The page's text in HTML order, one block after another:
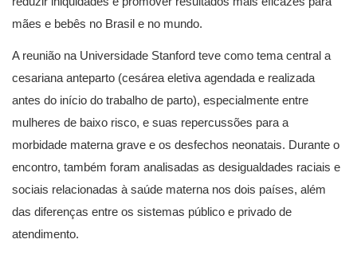
mães e bebês no Brasil e no mundo.
A reunião na Universidade Stanford teve como tema central a
cesariana anteparto (cesárea eletiva agendada e realizada
antes do início do trabalho de parto), especialmente entre
mulheres de baixo risco, e suas repercussões para a
morbidade materna grave e os desfechos neonatais. Durante o
encontro, também foram analisadas as desigualdades raciais e
sociais relacionadas à saúde materna nos dois países, além
das diferenças entre os sistemas público e privado de
atendimento.